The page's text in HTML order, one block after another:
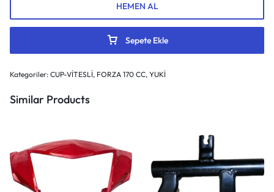
Sepete Ekle
HEMEN AL
Kategoriler: CUP-VİTESLİ, FORZA 170 CC, YUKİ
Similar Products